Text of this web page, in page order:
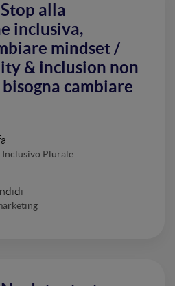
alla
inclusiva,
mindset /
& inclusion non
cambiare
Inclusivo Plurale